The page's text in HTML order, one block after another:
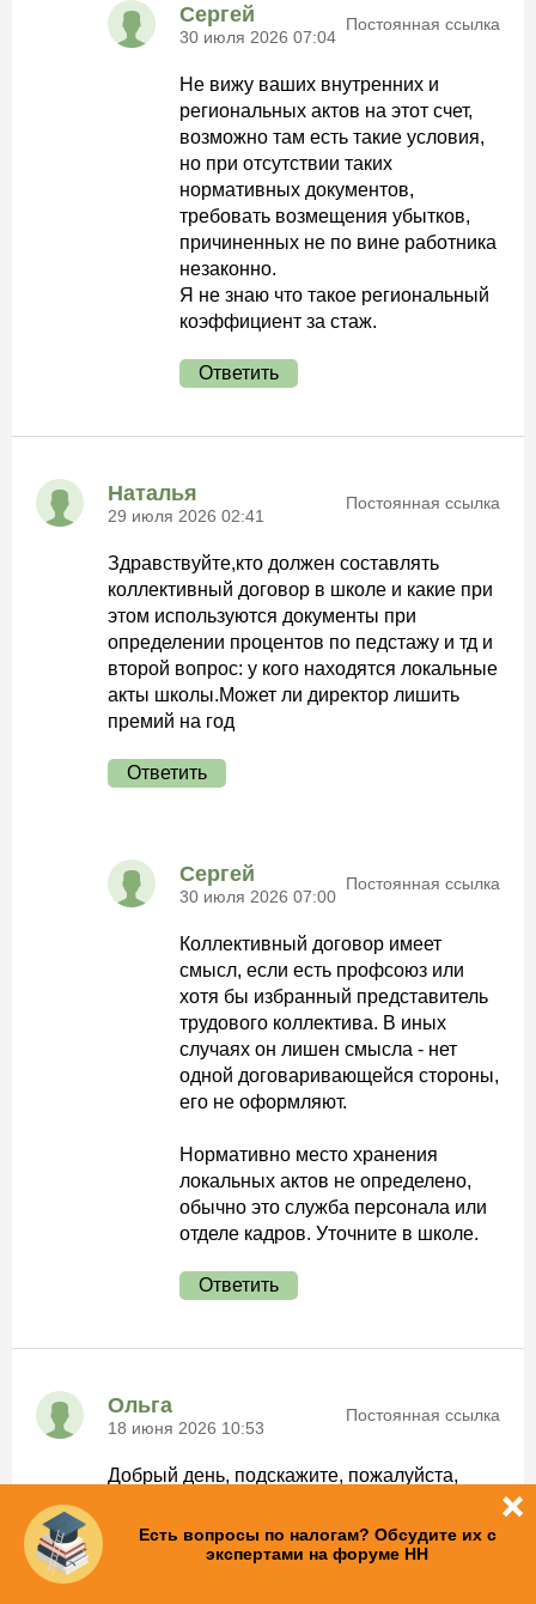
Сергей
30 июля 2026 07:04
Постоянная ссылка
Не вижу ваших внутренних и
региональных актов на этот счет,
возможно там есть такие условия,
но при отсутствии таких
нормативных документов,
требовать возмещения убытков,
причиненных не по вине работника
незаконно.
Я не знаю что такое региональный
коэффициент за стаж.
Ответить
Наталья
29 июля 2026 02:41
Постоянная ссылка
Здравствуйте,кто должен составлять
коллективный договор в школе и какие при
этом используются документы при
определении процентов по педстажу и тд и
второй вопрос: у кого находятся локальные
акты школы.Может ли директор лишить
премий на год
Ответить
Сергей
30 июля 2026 07:00
Постоянная ссылка
Коллективный договор имеет
смысл, если есть профсоюз или
хотя бы избранный представитель
трудового коллектива. В иных
случаях он лишен смысла - нет
одной договаривающейся стороны,
его не оформляют.
Нормативно место хранения
локальных актов не определено,
обычно это служба персонала или
отделе кадров. Уточните в школе.
Ответить
Ольга
18 июня 2026 10:53
Постоянная ссылка
Добрый день, подскажите, пожалуйста,
в состав комиссии по стимулирующим
выплатам?
Есть вопросы по налогам? Обсудите их с
экспертами на форуме НН